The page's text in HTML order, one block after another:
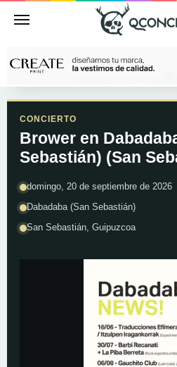
CONCIERTO
Brower en
Sebastián) (San
domingo, 20 de septiembre de 2026
Dabadaba (San Sebastián)
San Sebastián, Guipuzcoa